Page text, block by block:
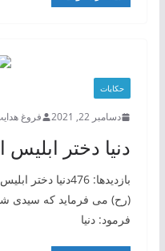
حکایات
دسامبر 22, 2021 فروغ
دنیا دختر
بازدیدها:
(رح) می فرماید که سیدی
فرمود: دنیا